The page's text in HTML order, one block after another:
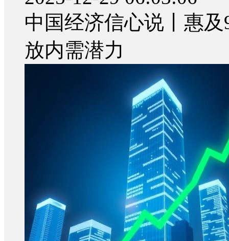
中国经济信心说丨惠
放内需潜力